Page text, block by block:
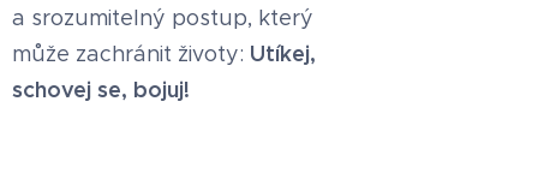
a srozumitelný postup, který
může zachránit životy: Utíkej,
schovej se, bojuj!